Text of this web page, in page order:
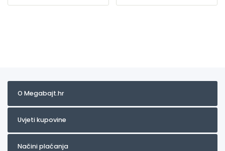
O Megabajt.hr
Uvjeti kupovine
Načini plaćanja